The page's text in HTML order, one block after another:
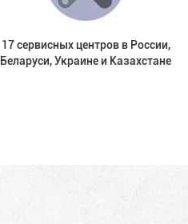
17 сервисных центров в России,
Беларуси, Украине и Казахстане